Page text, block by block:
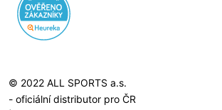
© 2022 ALL SPORTS a.s.
- oficiální distributor pro ČR